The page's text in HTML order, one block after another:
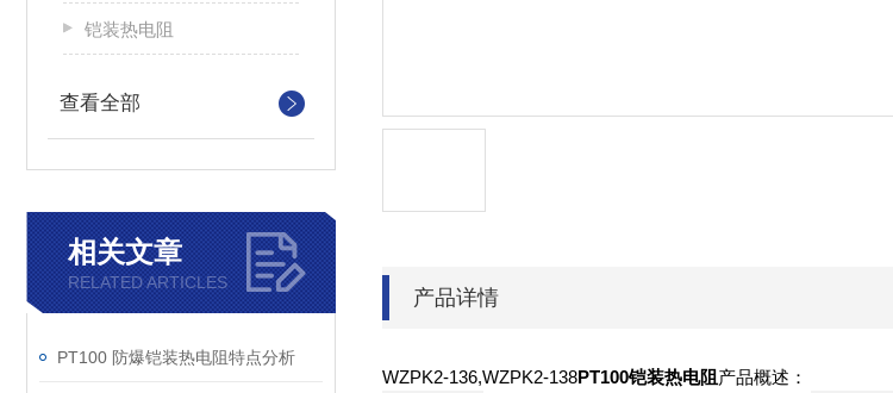
铠装热电阻
查看全部
相关文章
RELATED ARTICLES
PT100 防爆铠装热电阻特点分析
产品详情
WZPK2-136,WZPK2-138PT100铠装热电阻 产品概述：